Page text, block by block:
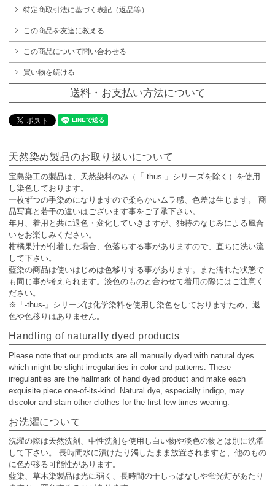
特定商取引法に基づく表記（返品等）
この商品を友達に教える
この商品について問い合わせる
買い物を続ける
送料・お支払い方法について
天然染め製品のお取り扱いについて
宝島染工の製品は、天然染料のみ（「-thus-」シリーズを除く）を使用
し染色しております。
一枚ずつの手染めになりますので柔らかいムラ感、色差は生じます。 商
品写真と若干の違いはございます事をご了承下さい。
年月、着用と共に退色・変化していきますが、独特のなじみによる風合
いをお楽しみください。
柑橘果汁が付着した場合、色落ちする事がありますので、直ちに洗い流
して下さい。
藍染の商品は使いはじめは色移りする事があります。また濡れた状態で
も同じ事が考えられます。淡色のものと合わせて着用の際にはご注意く
ださい。
※「-thus-」シリーズは化学染料を使用し染色をしておりますため、退
色や色移りはありません。
Handling of naturally dyed products
Please note that our products are all manually dyed with natural dyes
which might be slight irregularities in color and patterns. These
irregularities are the hallmark of hand dyed product and make each
exquisite piece one-of-its-kind. Natural dye, especially indigo, may
discolor and stain other clothes for the first few times wearing.
お洗濯について
洗濯の際は天然洗剤、中性洗剤を使用し白い物や淡色の物とは別に洗濯
して下さい。 長時間水に漬けたり濁したまま放置されますと、他のもの
に色が移る可能性があります。
藍染、草木染製品は光に弱く、長時間の干しっぱなしや蛍光灯があたり